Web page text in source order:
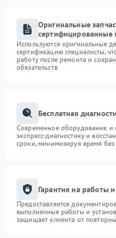
Оригинальные
сертифицированные
Используются оригинальные
сертификацию специалисты,
работу после ремонта и
обязательств
Бесплатная
Современное оборудование и
экспресс-диагностику и
сроки, минимизируя время без
Гарантия на работы и
Предоставляется
выполненные работы и
защищает клиента от